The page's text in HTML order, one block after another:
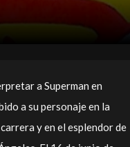
a Superman en
a su personaje en la
y en el esplendor de